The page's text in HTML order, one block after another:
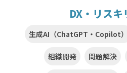
DX・リスキ
生成AI（ChatGPT・Copilot）
組織開発 問題解決